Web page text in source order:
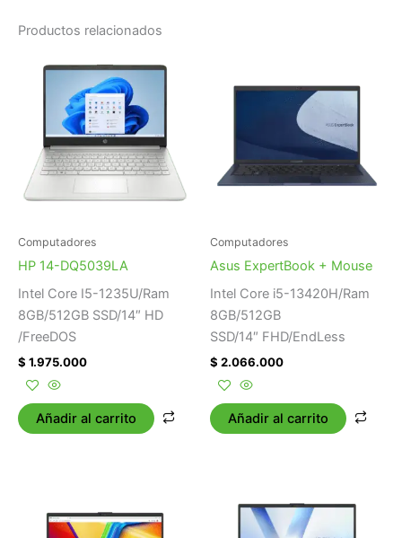
Productos relacionados
Computadores
HP 14-DQ5039LA
Intel Core I5-1235U/Ram
8GB/512GB SSD/14″ HD
/FreeDOS
$ 1.975.000
Añadir al carrito
Computadores
Asus ExpertBook + Mouse
Intel Core i5-13420H/Ram
8GB/512GB
SSD/14″ FHD/EndLess
$ 2.066.000
Añadir al carrito